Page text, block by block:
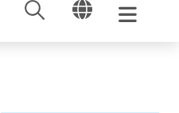
APRI APRI